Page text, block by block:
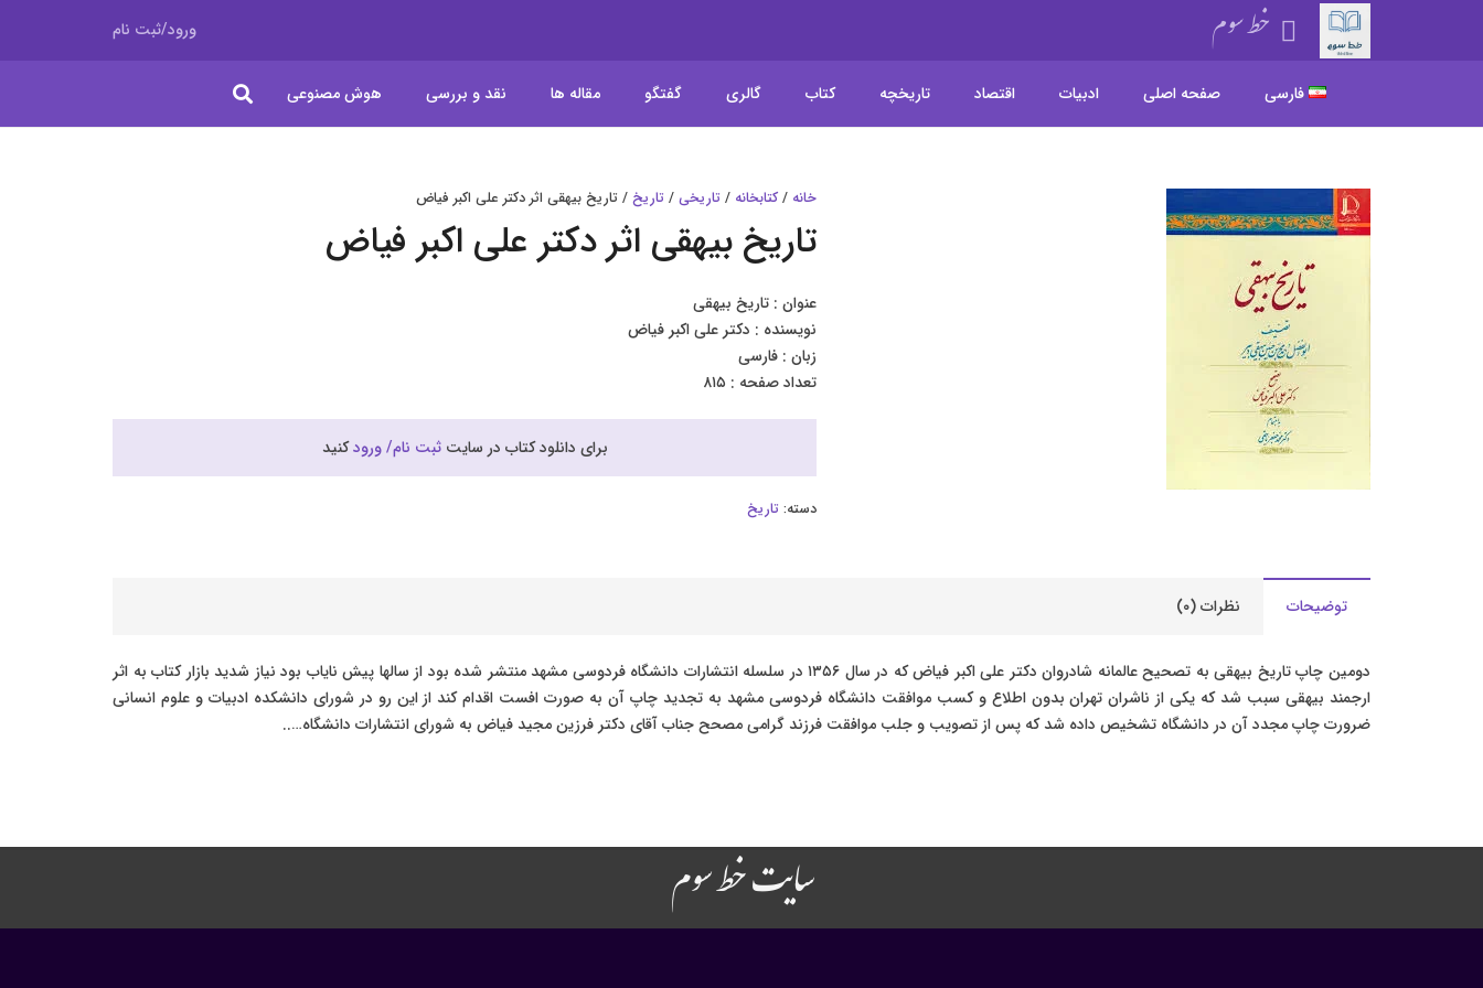
خط سوم ورود/ثبت نام
فارسی صفحه اصلی ادبیات اقتصاد تاریخچه کتاب گالری گفتگو مقاله ها نقد و بررسی هوش مصنوعی
خانه / کتابخانه / تاریخی/ تاریخ/ تاریخ بیهقی اثر دکتر علی اکبر فیاض
تاریخ بیهقی اثر دکتر علی اکبر فیاض
عنوان : تاریخ بیهقی
نویسنده : دکتر علی اکبر فیاض
زبان : فارسی
تعداد صفحه : ۸۱۵
برای دانلود کتاب در سایتثبت نام/ ورودکنید
دسته: تاریخ
توضیحات نظرات (۰)
دومین چاپ تاریخ بیهقی به تصحیح عالمانه شادروان دکتر علی اکبر فیاض که در سال ۱۳۵۶ در سلسله انتشارات دانشگاه فردوسی مشهد منتشر شده بود از سالها پیش نایاب بود نیاز شدید بازار کتاب به اثر
ارجمند بیهقی سبب شد که یکی از ناشران تهران بدون اطلاع و کسب موافقت دانشگاه فردوسی مشهد به تجدید چاپ آن به صورت افست اقدام کند از این رو در شورای دانشکده ادبیات و علوم انسانی
ضرورت چاپ مجدد آن در دانشگاه تشخیص داده شد که پس از تصویب و جلب موافقت فرزند گرامی مصحح جناب آقای دکتر فرزین مجید فیاض به شورای انتشارات دانشگاه…..
سایت خط سوم